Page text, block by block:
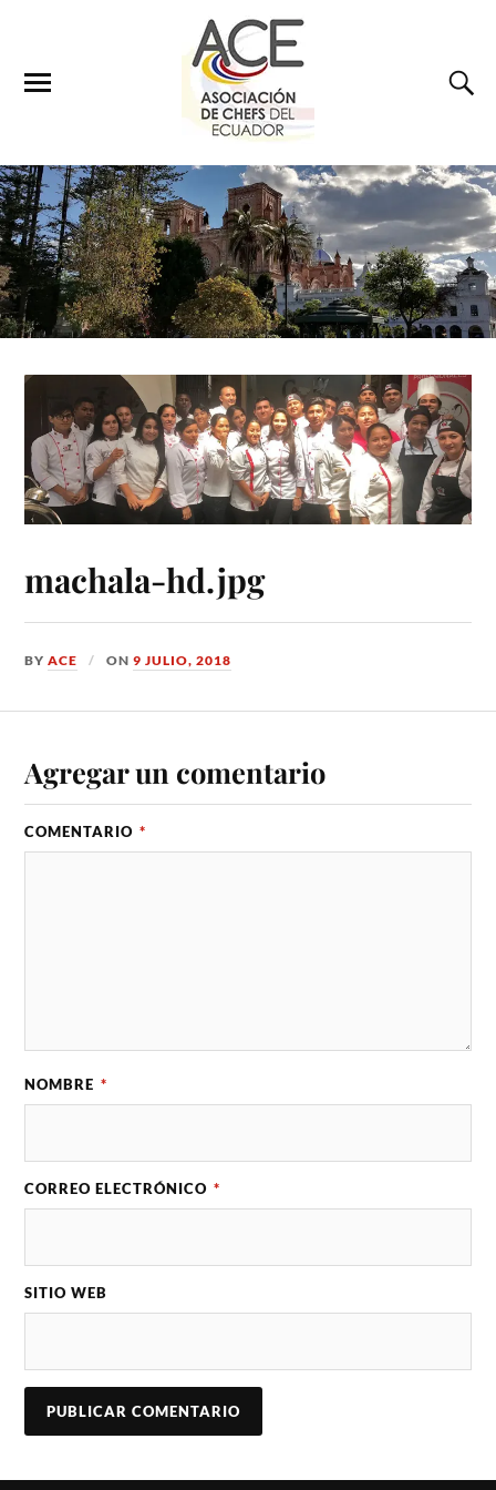
machala-hd.jpg
BYACE ON9 JULIO, 2018
Agregar un comentario
COMENTARIO *
NOMBRE *
CORREO ELECTRÓNICO *
SITIO WEB